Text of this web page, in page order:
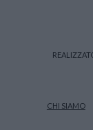
CHI SIAMO